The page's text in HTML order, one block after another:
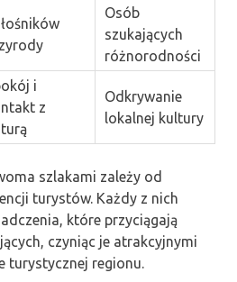
Osób
szukających
różnorodności
i
z
Odkrywanie
lokalnej kultury
szlakami zależy od
turystów. Każdy z nich
które przyciągają
czyniąc je atrakcyjnymi
turystycznej regionu.